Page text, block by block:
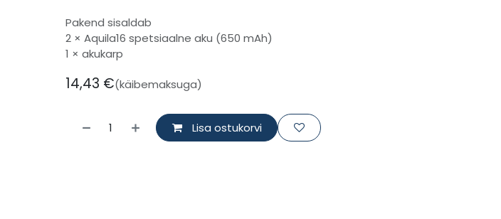
Pakend sisaldab
2 × Aquila16 spetsiaalne aku (650 mAh)
1 × akukarp
14,43 €(käibemaksuga)
Lisa ostukorvi